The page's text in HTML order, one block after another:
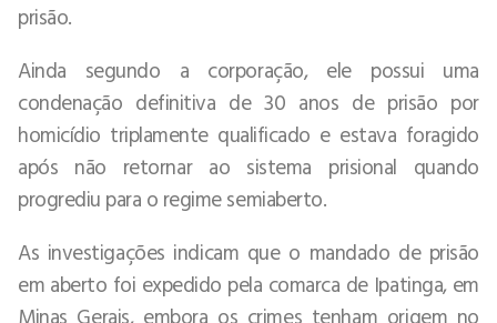
prisão.
Ainda segundo a corporação, ele possui uma
condenação definitiva de 30 anos de prisão por
homicídio triplamente qualificado e estava foragido
após não retornar ao sistema prisional quando
progrediu para o regime semiaberto.
As investigações indicam que o mandado de prisão
em aberto foi expedido pela comarca de Ipatinga, em
Minas Gerais, embora os crimes tenham origem no